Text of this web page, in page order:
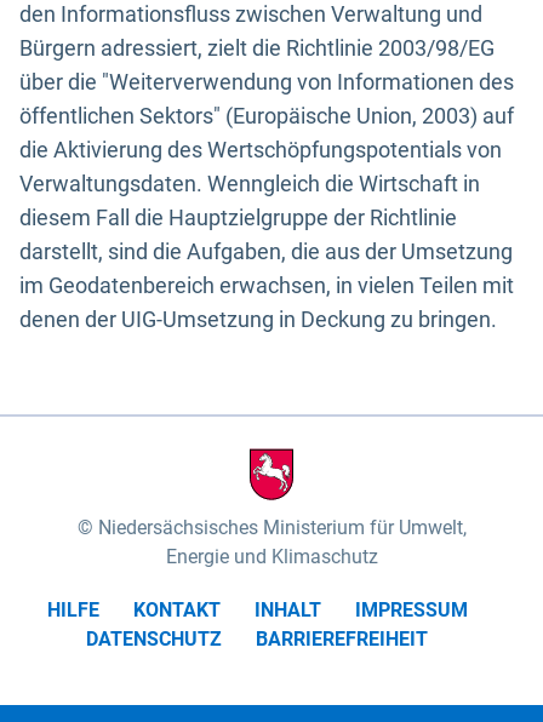
den Informationsfluss zwischen Verwaltung und
Bürgern adressiert, zielt die Richtlinie 2003/98/EG
über die "Weiterverwendung von Informationen des
öffentlichen Sektors" (Europäische Union, 2003) auf
die Aktivierung des Wertschöpfungspotentials von
Verwaltungsdaten. Wenngleich die Wirtschaft in
diesem Fall die Hauptzielgruppe der Richtlinie
darstellt, sind die Aufgaben, die aus der Umsetzung
im Geodatenbereich erwachsen, in vielen Teilen mit
denen der UIG-Umsetzung in Deckung zu bringen.
Niedersächsisches Ministerium für Umwelt,
Energie und Klimaschutz
HILFE KONTAKT INHALT
IMPRESSUM
DATENSCHUTZ
BARRIEREFREIHEIT